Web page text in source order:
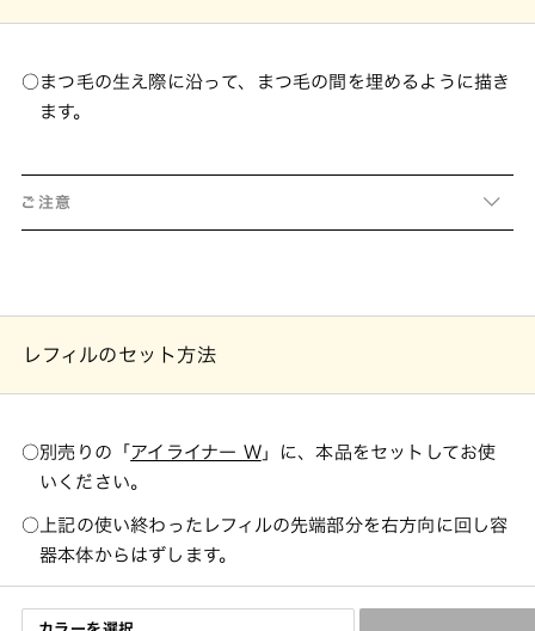
まつ毛の生え際に沿って、まつ毛の間を埋めるように描き
ます。
ご注意
レフィルのセット方法
別売りの「 アイライナー W」に、本品をセットしてお使
いください。
上記の使い終わったレフィルの先端部分を右方向に回し容
器本体からはずします。